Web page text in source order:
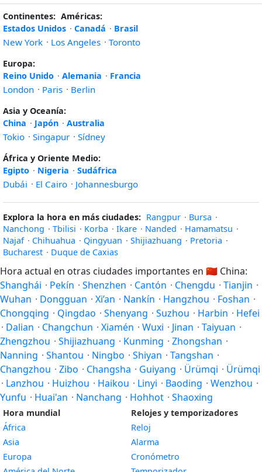
Continentes: Américas:
Estados Unidos · Canadá · Brasil
New York · Los Angeles · Toronto
Europa:
Reino Unido · Alemania · Francia
London · Paris · Berlin
Asia y Oceanía:
China · Japón · Australia
Tokio · Singapur · Sídney
África y Oriente Medio:
Egipto · Nigeria · Sudáfrica
Dubái · El Cairo · Johannesburgo
Explora la hora en más ciudades: Rangpur · Bursa ·
Nanchong · Tbilisi · Korba · Ikare · Nanded · Hamamatsu ·
Najaf · Chihuahua · Qingyuan · Shijiazhuang · Pretoria ·
Bucharest · Duque de Caxias
Hora actual en otras ciudades importantes en 🇨🇳 China:
Shanghái · Pekín · Shenzhen · Cantón · Chengdu · Tianjin ·
Wuhan · Dongguan · Xi’an · Nankín · Hangzhou · Foshan ·
Chongqing · Qingdao · Shenyang · Suzhou · Harbin · Hefei
· Dalian · Changchun · Xiamén · Wuxi · Jinan · Taiyuan ·
Zhengzhou · Shijiazhuang · Kunming · Zhongshan ·
Nanning · Shantou · Ningbo · Shiyan · Tangshan ·
Changzhou · Zibo · Changsha · Guiyang · Ürümqi · Ürümqi
· Lanzhou · Huizhou · Haikou · Linyi · Baoding · Wenzhou ·
Yunfu · Huai'an · Nanchang · Hohhot · Shaoxing
Hora mundial
África
Asia
Europa
Relojes y temporizadores
Reloj
Alarma
Cronómetro